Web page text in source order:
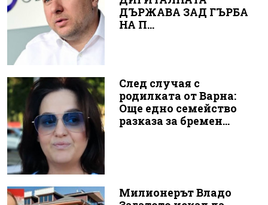
ДЪРЖАВА ЗАД ГЪРБА
НА П...
След случая с
родилката от Варна:
Още едно семейство
разказа за бремен...
Милионерът Владо